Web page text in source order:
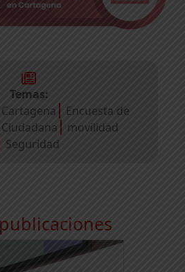
Temas:
Cartagena
Encuesta de
movilidad
Seguridad